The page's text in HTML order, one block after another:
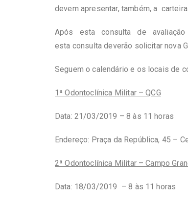
devem apresentar, também, a
Após esta consulta de
esta consulta deverão solicitar nova
Seguem o calendário e os locais de
1ª Odontoclínica Militar – QCG
Data: 21/03/2019 – 8 às 11 horas
Endereço: Praça da República, 45 –
2ª Odontoclínica Militar – Campo
Data: 18/03/2019 – 8 às 11 horas